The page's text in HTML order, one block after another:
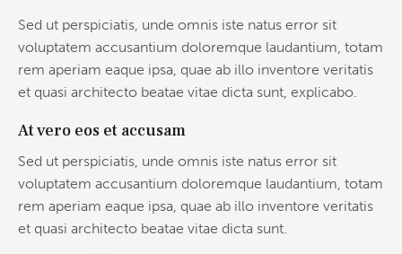
Sed ut perspiciatis, unde omnis iste natus error sit
voluptatem accusantium doloremque laudantium, totam
rem aperiam eaque ipsa, quae ab illo inventore veritatis
et quasi architecto beatae vitae dicta sunt, explicabo.
At vero eos et accusam
Sed ut perspiciatis, unde omnis iste natus error sit
voluptatem accusantium doloremque laudantium, totam
rem aperiam eaque ipsa, quae ab illo inventore veritatis
et quasi architecto beatae vitae dicta sunt.